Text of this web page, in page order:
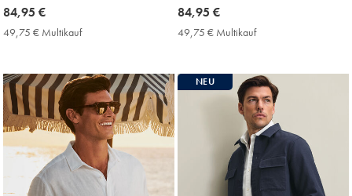
now
84,95
84,95 €
49,75 € Multikauf49,75
Price
now
84,95
84,95 €
49,75 € Multikauf49,75
Price
NEU